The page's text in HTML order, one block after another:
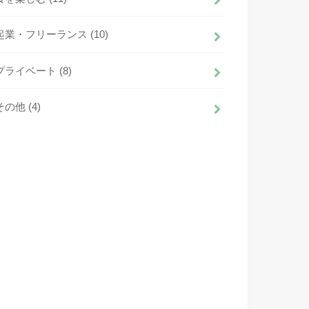
業・フリーランス (10)
ライベート (8)
の他 (4)